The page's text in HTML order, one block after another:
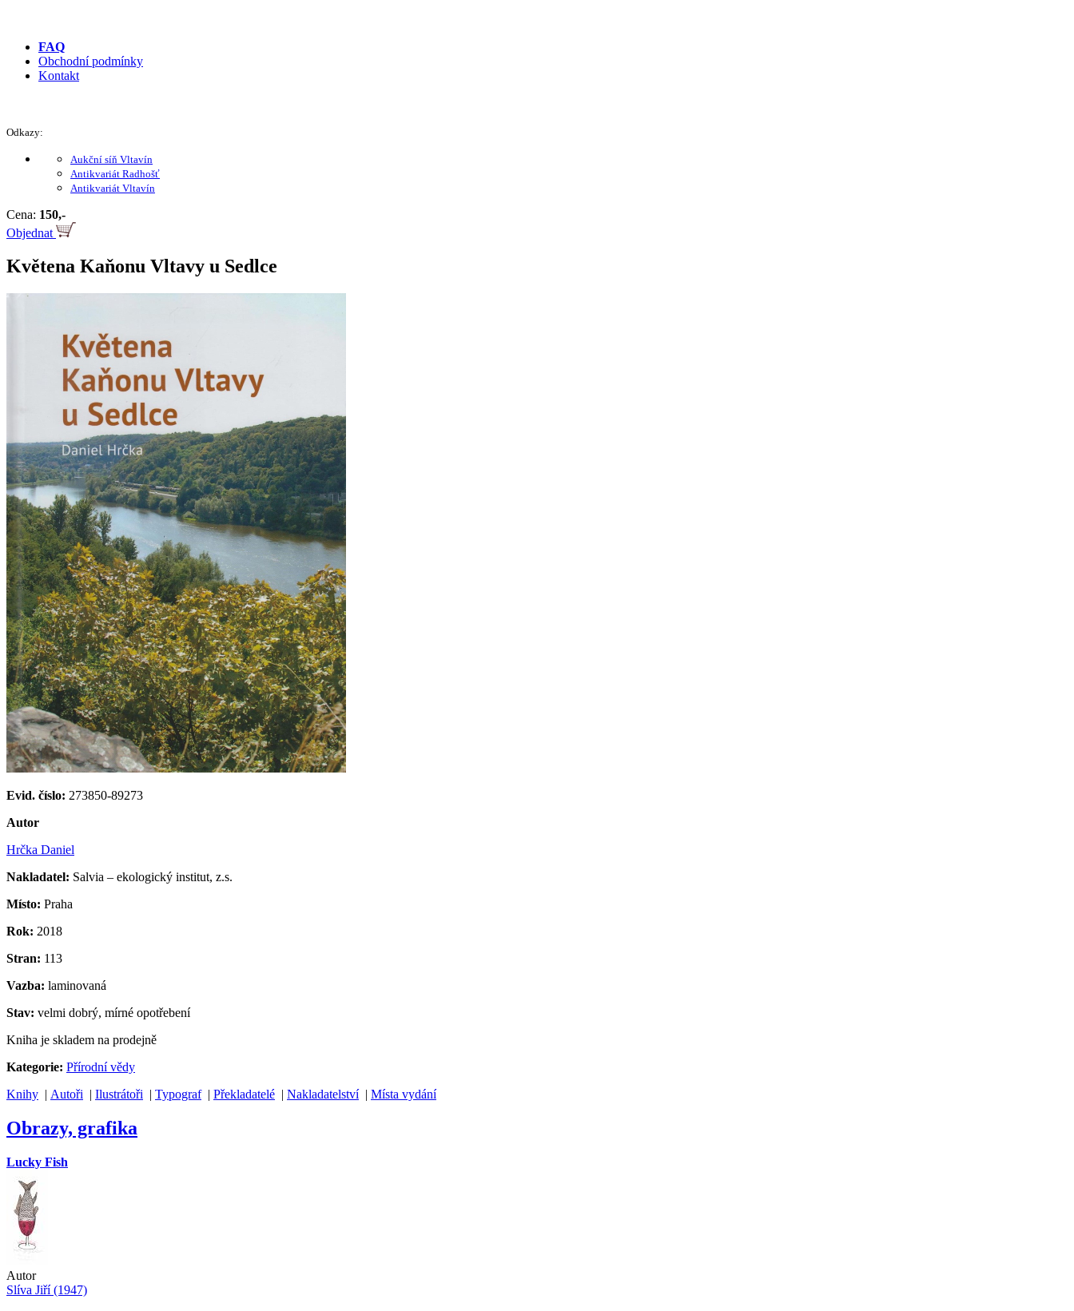
FAQ
Obchodní podmínky
Kontakt
Odkazy:
Aukční síň Vltavín
Antikvariát Radhošť
Antikvariát Vltavín
Cena: 150,-
Objednat
Květena Kaňonu Vltavy u Sedlce
Evid. číslo: 273850-89273
Autor
Hrčka Daniel
Nakladatel: Salvia – ekologický institut, z.s.
Místo: Praha
Rok: 2018
Stran: 113
Vazba: laminovaná
Stav: velmi dobrý, mírné opotřebení
Kniha je skladem na prodejně
Kategorie: Přírodní vědy
Knihy | Autoři | Ilustrátoři | Typograf| Překladatelé | Nakladatelství| Místa vydání
Obrazy, grafika
Lucky Fish
Autor
Slíva Jiří (1947)